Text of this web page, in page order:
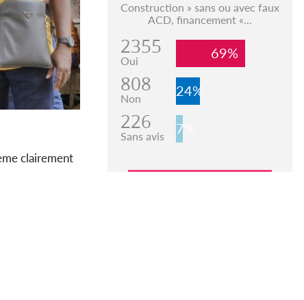
clairement
Construction » sans ou avec faux
ACD, financement «...
2355
Oui 69%
808
Non 24%
226
Sans avis 7%